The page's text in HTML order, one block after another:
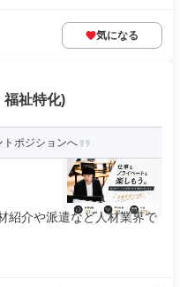
気になる
福祉特化)
トポジションへ
紹介や派遣など人材業界で